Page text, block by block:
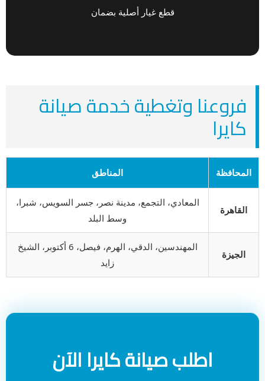
قطع غيار أصلية بضمان
فروعنا وتغطية خدمة صيانة
كايرا
المحافظة المناطق
القاهرة
المعادي، التجمع، مدينة نصر، جسر السويس، شبرا،
وسط البلد
الجيزة
المهندسين، الدقي، الهرم، فيصل، 6 أكتوبر، الشيخ
زايد
اطلب صيانة كايرا الآن